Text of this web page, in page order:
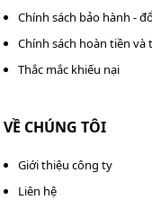
Chính sách bảo hành -
Chính sách hoàn tiền và
Thắc mắc khiếu nại
VỀ CHÚNG TÔI
Giới thiệu công ty
Liên hệ